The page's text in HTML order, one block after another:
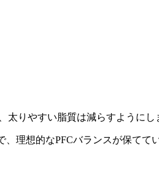
りやすい脂質は減らすようにし
理想的なPFCバランスが保て